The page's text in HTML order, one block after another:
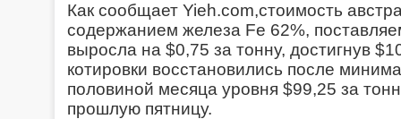
Как сообщает Yieh.com,стоимость
содержанием железа Fe 62%,
выросла на $0,75 за тонну, достигнув
котировки восстановились после
половиной месяца уровня $99,25 за
прошлую пятницу.